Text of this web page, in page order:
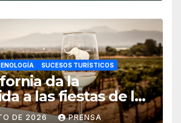
SUCESOS TURÍSTICOS
da la
a las fiestas de la
2026
DE 2026 PRENSA